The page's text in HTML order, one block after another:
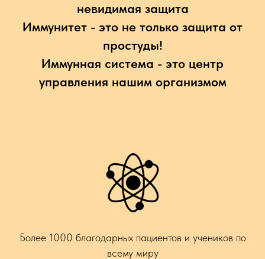
невидимая защита
Иммунитет - это не только защита от
простуды!
Иммунная система - это центр
управления нашим организмом
Более 1000 благодарных пациентов и учеников по
всему миру